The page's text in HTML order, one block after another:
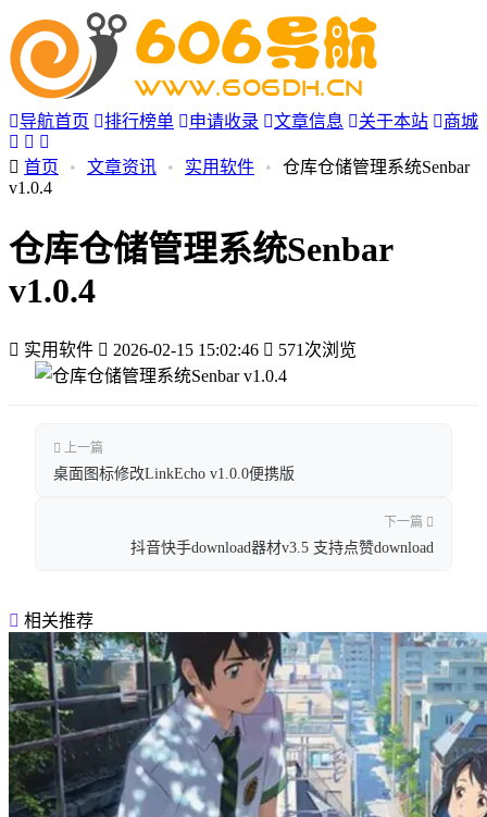
导航首页 排行榜单 申请收录 文章信息 关于本站 商城
首页 • 文章资讯 • 实用软件 •
仓库仓储管理系统Senbar
v1.0.4
仓库仓储管理系统Senbar
v1.0.4
实用软件 2026-02-15 15:02:46 571次浏览
上一篇
桌面图标修改LinkEcho v1.0.0便携版
下一篇
抖音快手download器材v3.5 支持点赞download
相关推荐